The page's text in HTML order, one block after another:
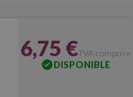
6,75 €TVA comprise
DISPONIBLE